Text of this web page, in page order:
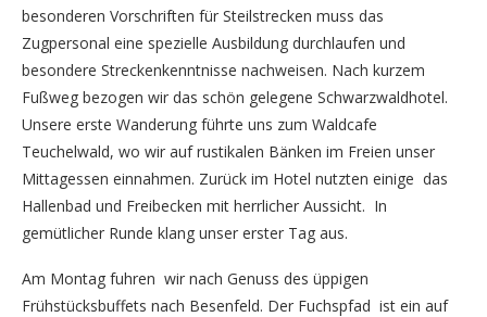
besonderen Vorschriften für Steilstrecken muss das
Zugpersonal eine spezielle Ausbildung durchlaufen und
besondere Streckenkenntnisse nachweisen. Nach kurzem
Fußweg bezogen wir das schön gelegene Schwarzwaldhotel.
Unsere erste Wanderung führte uns zum Waldcafe
Teuchelwald, wo wir auf rustikalen Bänken im Freien unser
Mittagessen einnahmen. Zurück im Hotel nutzten einige das
Hallenbad und Freibecken mit herrlicher Aussicht. In
gemütlicher Runde klang unser erster Tag aus.
Am Montag fuhren wir nach Genuss des üppigen
Frühstücksbuffets nach Besenfeld. Der Fuchspfad ist ein auf